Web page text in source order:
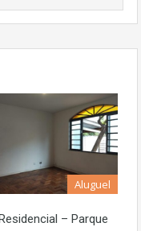
Aluguel
– Parque